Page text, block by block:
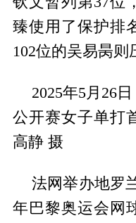
臻使用了保护排
102位的吴易昺则
2025年5月26
公开赛女子单打
高静 摄
法网举办地罗
年巴黎奥运会网